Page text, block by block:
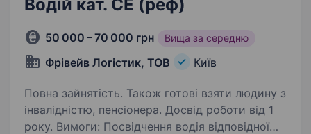
Водій кат. СЕ (реф)
50 000 – 70 000 грн Вища за середню
Фрівейв Логістик, ТОВ Київ
Повна зайнятість. Також готові взяти людину з
інвалідністю, пенсіонера. Досвід роботи від 1
року. Вимоги: Посвідчення водія відповідної